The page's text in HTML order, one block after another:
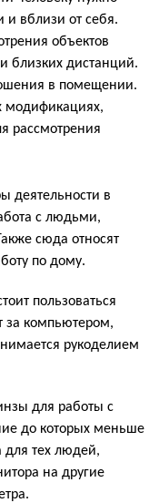
и вблизи от себя.
объектов
близких дистанций.
в помещении.
модификациях,
рассмотрения
деятельности в
с людьми,
сюда относят
по дому.
пользоваться
за компьютером,
рукоделием
для работы с
до которых меньше
для тех людей,
на другие